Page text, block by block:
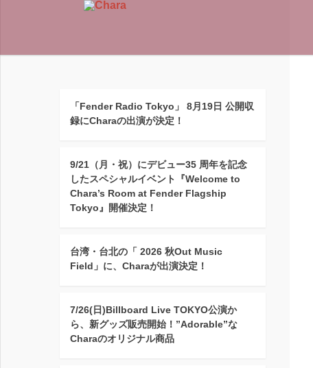
「Fender Radio Tokyo」 8月19日 公開収
録にCharaの出演が決定！
9/21（月・祝）にデビュー35 周年を記念
したスペシャルイベント『Welcome to
Chara’s Room at Fender Flagship
Tokyo』開催決定！
台湾・台北の「 2026 秋Out Music
Field」に、Charaが出演決定！
7/26(日)Billboard Live TOKYO公演か
ら、新グッズ販売開始！”Adorable”な
Charaのオリジナル商品